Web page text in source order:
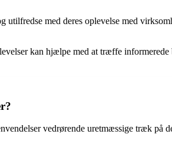
med deres oplevelse med
kan hjælpe med at træffe informerede
vedrørende uretmæssige træk på